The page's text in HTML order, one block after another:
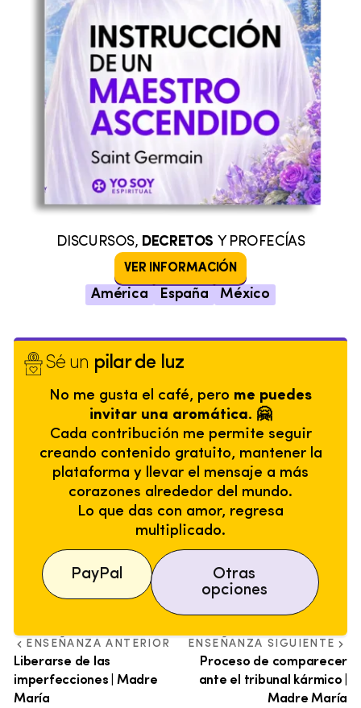
DISCURSOS, DECRETOS Y PROFECÍAS
VER INFORMACIÓN
América España México
Sé un pilar de luz
No me gusta el café, pero me puedes
invitar una aromática. 🤗
Cada contribución me permite seguir
creando contenido gratuito, mantener la
plataforma y llevar el mensaje a más
corazones alrededor del mundo.
Lo que das con amor, regresa
multiplicado.
PayPal
Otras
opciones
ENSEÑANZA ANTERIOR
Liberarse de las
imperfecciones | Madre
María
ENSEÑANZA SIGUIENTE
Proceso de comparecer
ante el tribunal kármico |
Madre María